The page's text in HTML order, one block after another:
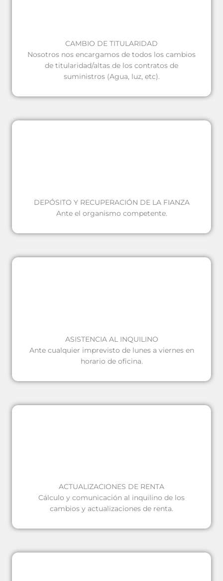
CAMBIO DE TITULARIDAD
Nosotros nos encargamos de todos los cambios
de titularidad/altas de los contratos de
suministros (Agua, luz, etc).
DEPÓSITO Y RECUPERACIÓN DE LA FIANZA
Ante el organismo competente.
ASISTENCIA AL INQUILINO
Ante cualquier imprevisto de lunes a viernes en
horario de oficina.
ACTUALIZACIONES DE RENTA
Cálculo y comunicación al inquilino de los
cambios y actualizaciones de renta.